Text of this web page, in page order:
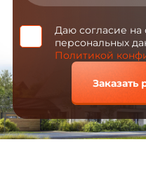
Даю согласие на
персональных
Политикой
Заказать